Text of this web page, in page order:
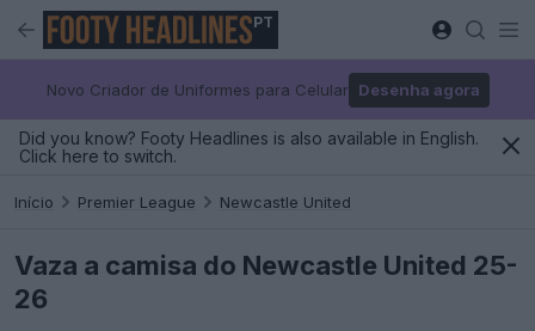
PT
Novo Criador de Uniformes para Celular Desenha agora
Did you know? Footy Headlines is also available in English.
Click here to switch.
Início Premier League Newcastle United
Vaza a camisa do Newcastle United 25-
26